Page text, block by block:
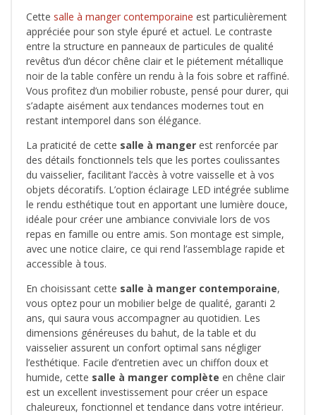
Cette salle à manger contemporaine est particulièrement
appréciée pour son style épuré et actuel. Le contraste
entre la structure en panneaux de particules de qualité
revêtus d’un décor chêne clair et le piétement métallique
noir de la table confère un rendu à la fois sobre et raffiné.
Vous profitez d’un mobilier robuste, pensé pour durer, qui
s’adapte aisément aux tendances modernes tout en
restant intemporel dans son élégance.
La praticité de cette salle à manger est renforcée par
des détails fonctionnels tels que les portes coulissantes
du vaisselier, facilitant l’accès à votre vaisselle et à vos
objets décoratifs. L’option éclairage LED intégrée sublime
le rendu esthétique tout en apportant une lumière douce,
idéale pour créer une ambiance conviviale lors de vos
repas en famille ou entre amis. Son montage est simple,
avec une notice claire, ce qui rend l’assemblage rapide et
accessible à tous.
En choisissant cette salle à manger contemporaine,
vous optez pour un mobilier belge de qualité, garanti 2
ans, qui saura vous accompagner au quotidien. Les
dimensions généreuses du bahut, de la table et du
vaisselier assurent un confort optimal sans négliger
l’esthétique. Facile d’entretien avec un chiffon doux et
humide, cette salle à manger complète en chêne clair
est un excellent investissement pour créer un espace
chaleureux, fonctionnel et tendance dans votre intérieur.